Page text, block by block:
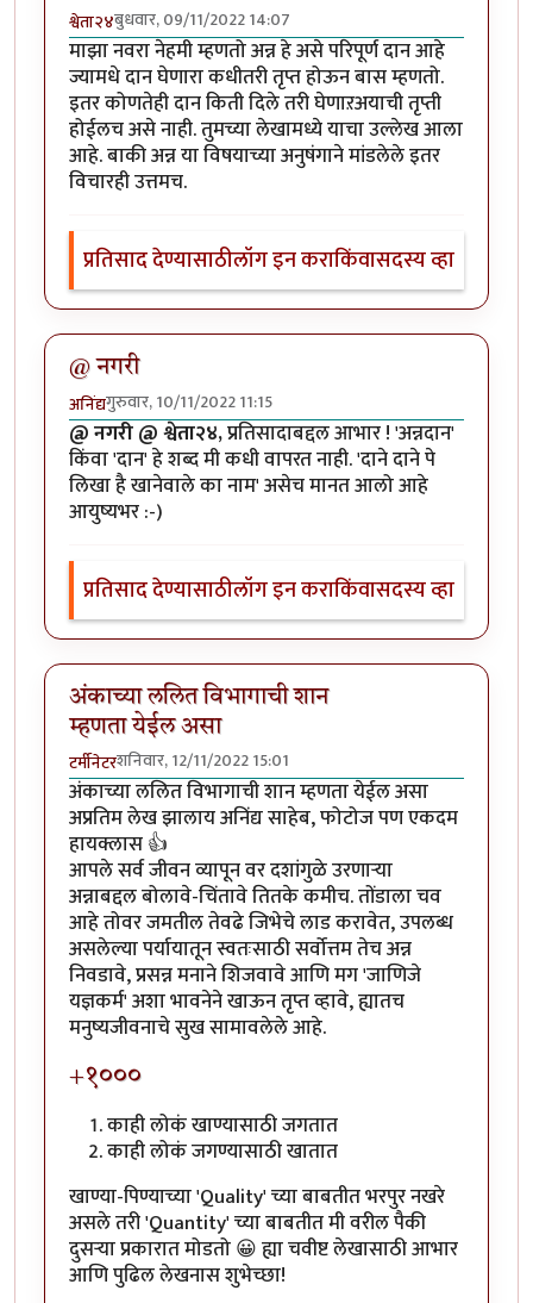
श्वेता२४बुधवार, 09/11/2022 14:07
माझा नवरा नेहमी म्हणतो अन्न हे असे परिपूर्ण दान आहे
ज्यामधे दान घेणारा कधीतरी तृप्त होऊन बास म्हणतो.
इतर कोणतेही दान किती दिले तरी घेणाऱअयाची तृप्ती
होईलच असे नाही. तुमच्या लेखामध्ये याचा उल्लेख आला
आहे. बाकी अन्न या विषयाच्या अनुषंगाने मांडलेले इतर
विचारही उत्तमच.
प्रतिसाद देण्यासाठीलॉग इन कराकिंवासदस्य व्हा
@ नगरी
अनिंद्यगुरुवार, 10/11/2022 11:15
@ नगरी @ श्वेता२४,प्रतिसादाबद्दल आभार ! 'अन्नदान'
किंवा 'दान' हे शब्द मी कधी वापरत नाही. 'दाने दाने पे
लिखा है खानेवाले का नाम' असेच मानत आलो आहे
आयुष्यभर :-)
प्रतिसाद देण्यासाठीलॉग इन कराकिंवासदस्य व्हा
अंकाच्या ललित विभागाची शान
म्हणता येईल असा
टर्मीनेटरशनिवार, 12/11/2022 15:01
अंकाच्या ललित विभागाची शान म्हणता येईल असा
अप्रतिम लेख झालाय अनिंद्य साहेब, फोटोज पण एकदम
हायक्लास 👍
आपले सर्व जीवन व्यापून वर दशांगुळे उरणाऱ्या
अन्नाबद्दल बोलावे-चिंतावे तितके कमीच. तोंडाला चव
आहे तोवर जमतील तेवढे जिभेचे लाड करावेत, उपलब्ध
असलेल्या पर्यायातून स्वतःसाठी सर्वोत्तम तेच अन्न
निवडावे, प्रसन्न मनाने शिजवावे आणि मग 'जाणिजे
यज्ञकर्म' अशा भावनेने खाऊन तृप्त व्हावे, ह्यातच
मनुष्यजीवनाचे सुख सामावलेले आहे.
+१०००
काही लोकं खाण्यासाठी जगतात
काही लोकं जगण्यासाठी खातात
खाण्या-पिण्याच्या 'Quality' च्या बाबतीत भरपुर नखरे
असले तरी 'Quantity' च्या बाबतीत मी वरील पैकी
दुसऱ्या प्रकारात मोडतो 😀 ह्या चवीष्ट लेखासाठी आभार
आणि पुढिल लेखनास शुभेच्छा!